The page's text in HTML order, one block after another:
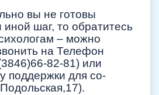
вы не готовы
иной шаг, то обратитесь
– можно
на Телефон
82-81) или
поддержки для со-